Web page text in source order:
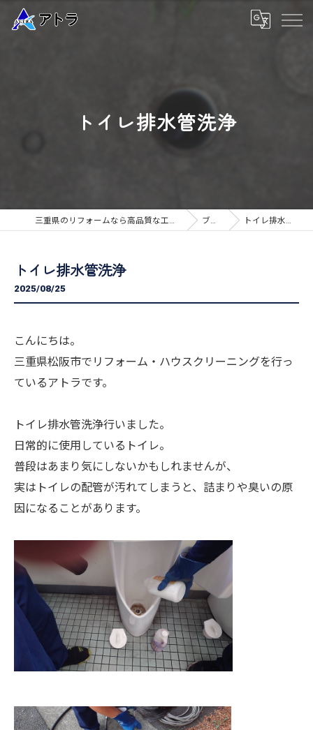
トイレ排水管洗浄
三重県のリフォームなら高品質な工事のアトラ ブログ トイレ排水管洗浄
トイレ排水管洗浄
2025/08/25
こんにちは。
三重県松阪市でリフォーム・ハウスクリーニングを行っ
ているアトラです。
トイレ排水管洗浄行いました。
日常的に使用しているトイレ。
普段はあまり気にしないかもしれませんが、
実はトイレの配管が汚れてしまうと、詰まりや臭いの原
因になることがあります。